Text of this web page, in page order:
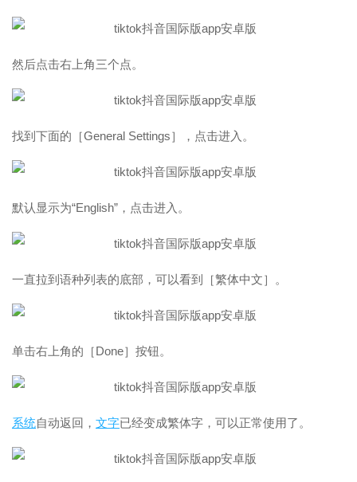
然后点击右上角三个点。
找到下面的［General Settings］，点击进入。
默认显示为“English”，点击进入。
一直拉到语种列表的底部，可以看到［繁体中文］。
单击右上角的［Done］按钮。
系统自动返回， 文字已经变成繁体字，可以正常使用了。